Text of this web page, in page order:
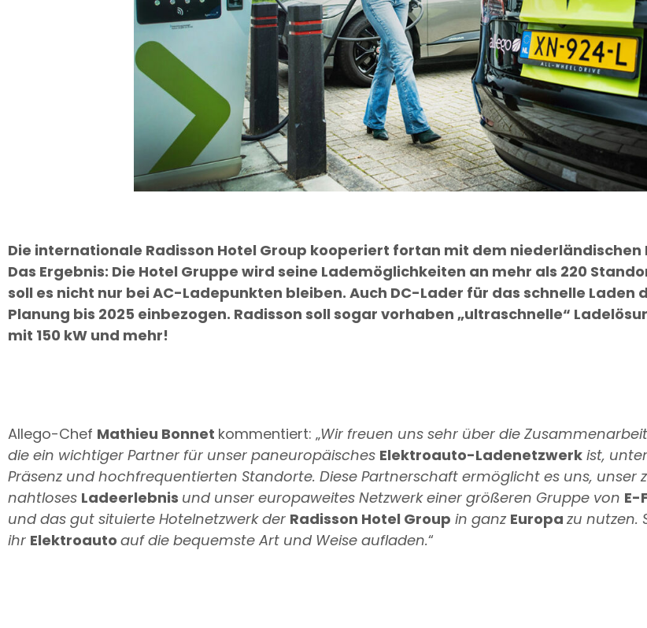
Die internationale Radisson Hotel Group kooperiert fortan mit dem
Das Ergebnis: Die Hotel Gruppe wird seine Lademöglichkeiten an mehr als 220
soll es nicht nur bei AC-Ladepunkten bleiben. Auch DC-Lader für das schnelle Laden
Planung bis 2025 einbezogen. Radisson soll sogar vorhaben „ultraschnelle“
mit 150 kW und mehr!
Allego-Chef Mathieu Bonnet kommentiert: „Wir freuen uns sehr über die
die ein wichtiger Partner für unser paneuropäisches Elektroauto-Ladenetzwerk ist,
Präsenz und hochfrequentierten Standorte. Diese Partnerschaft ermöglicht es uns, unser
nahtloses Ladeerlebnis und unser europaweites Netzwerk einer größeren Gruppe von E-
und das gut situierte Hotelnetzwerk der Radisson Hotel Group in ganz Europa zu nutzen.
ihr Elektroauto auf die bequemste Art und Weise aufladen.“